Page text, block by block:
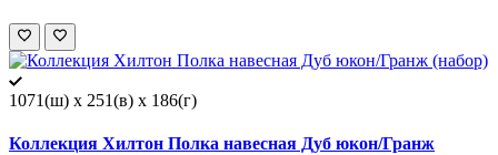
1071(ш) x 251(в) x 186(г)
Коллекция Хилтон Полка навесная Дуб юкон/Гранж